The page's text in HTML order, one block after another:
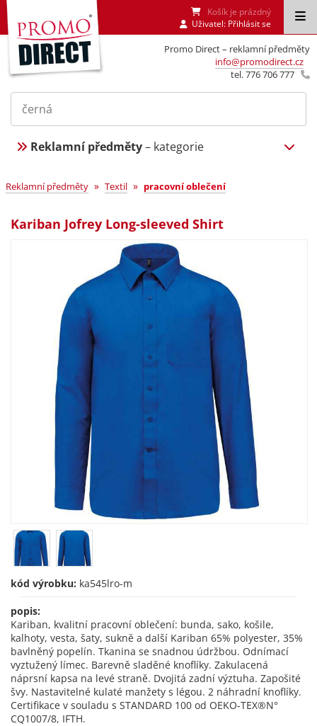
Promo Direct – reklamní předměty
info@promodirect.cz
tel. 776 706 777
Košík je prázdný
Uživatel: Přihlásit se
Reklamní předměty– kategorie
Reklamní předměty » Textil » pracovní oblečení
Kariban Jofrey Long-sleeved Shirt
kód výrobku: ka545lro-m
popis:
Kariban, kvalitní pracovní oblečení: bunda, sako, košile,
kalhoty, vesta, šaty, sukně a další Kariban 65% polyester, 35%
bavlněný popelín. Tkanina se snadnou údržbou. Odnímací
vyztužený límec. Barevně sladěné knoflíky. Zakulacená
náprsní kapsa na levé straně. Dvojitá zadní výztuha. Zapošité
švy. Nastavitelné kulaté manžety s légou. 2 náhradní knoflíky.
Certifikace v souladu s STANDARD 100 od OEKO-TEX®N°
CQ1007/8, IFTH.